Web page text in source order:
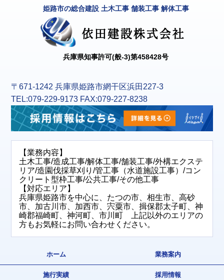
姫路市の総合建設 土木工事 舗装工事 解体工事
兵庫県知事許可(般-3)第458428号
〒671-1242 兵庫県姫路市網干区浜田227-3
TEL:079-229-9173 FAX:079-227-8238
【業務内容】
土木工事/造成工事/解体工事/舗装工事/外構エクステ
リア/造園伐採草刈り/管工事（水道施設工事）/コン
クリート型枠工事/公共工事/その他工事
【対応エリア】
兵庫県姫路市を中心に、たつの市、相生市、高砂
市、加古川市、加西市、宍粟市、揖保郡太子町、神
崎郡福崎町、神河町、市川町 上記以外のエリアの
方もお気軽にお問い合わせください。
ホーム 業務案内
施行実績 採用情報